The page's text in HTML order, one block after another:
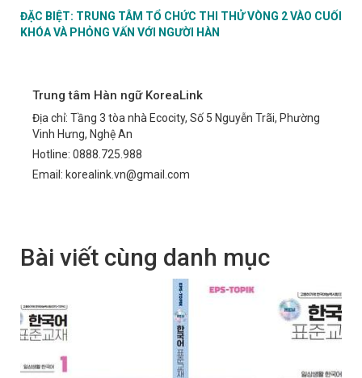
ĐẶC BIỆT: TRUNG TÂM TỔ CHỨC THI THỬ VÒNG 2 VÀO CUỐI
KHÓA VÀ PHỎNG VẤN VỚI NGƯỜI HÀN
Trung tâm Hàn ngữ KoreaLink
Địa chỉ: Tầng 3 tòa nhà Ecocity, Số 5 Nguyễn Trãi, Phường
Vinh Hưng, Nghệ An
Hotline: 0888.725.988
Email: korealink.vn@gmail.com
Bài viết cùng danh mục